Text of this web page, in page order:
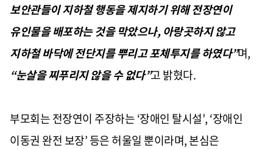
보안관들이 지하철 행동을 제지하기 위해 전장연이
유인물을 배포하는 것을 막았으나,아랑곳하지 않고
지하철 바닥에 전단지를 뿌리고 포체투지를 하였다”며,
“눈살을 찌푸리지 않을 수 없다”고 밝혔다.
부모회는 전장연이 주장하는‘장애인 탈시설’, ‘장애인
이동권 완전 보장’등은 허울일 뿐이라며,본심은